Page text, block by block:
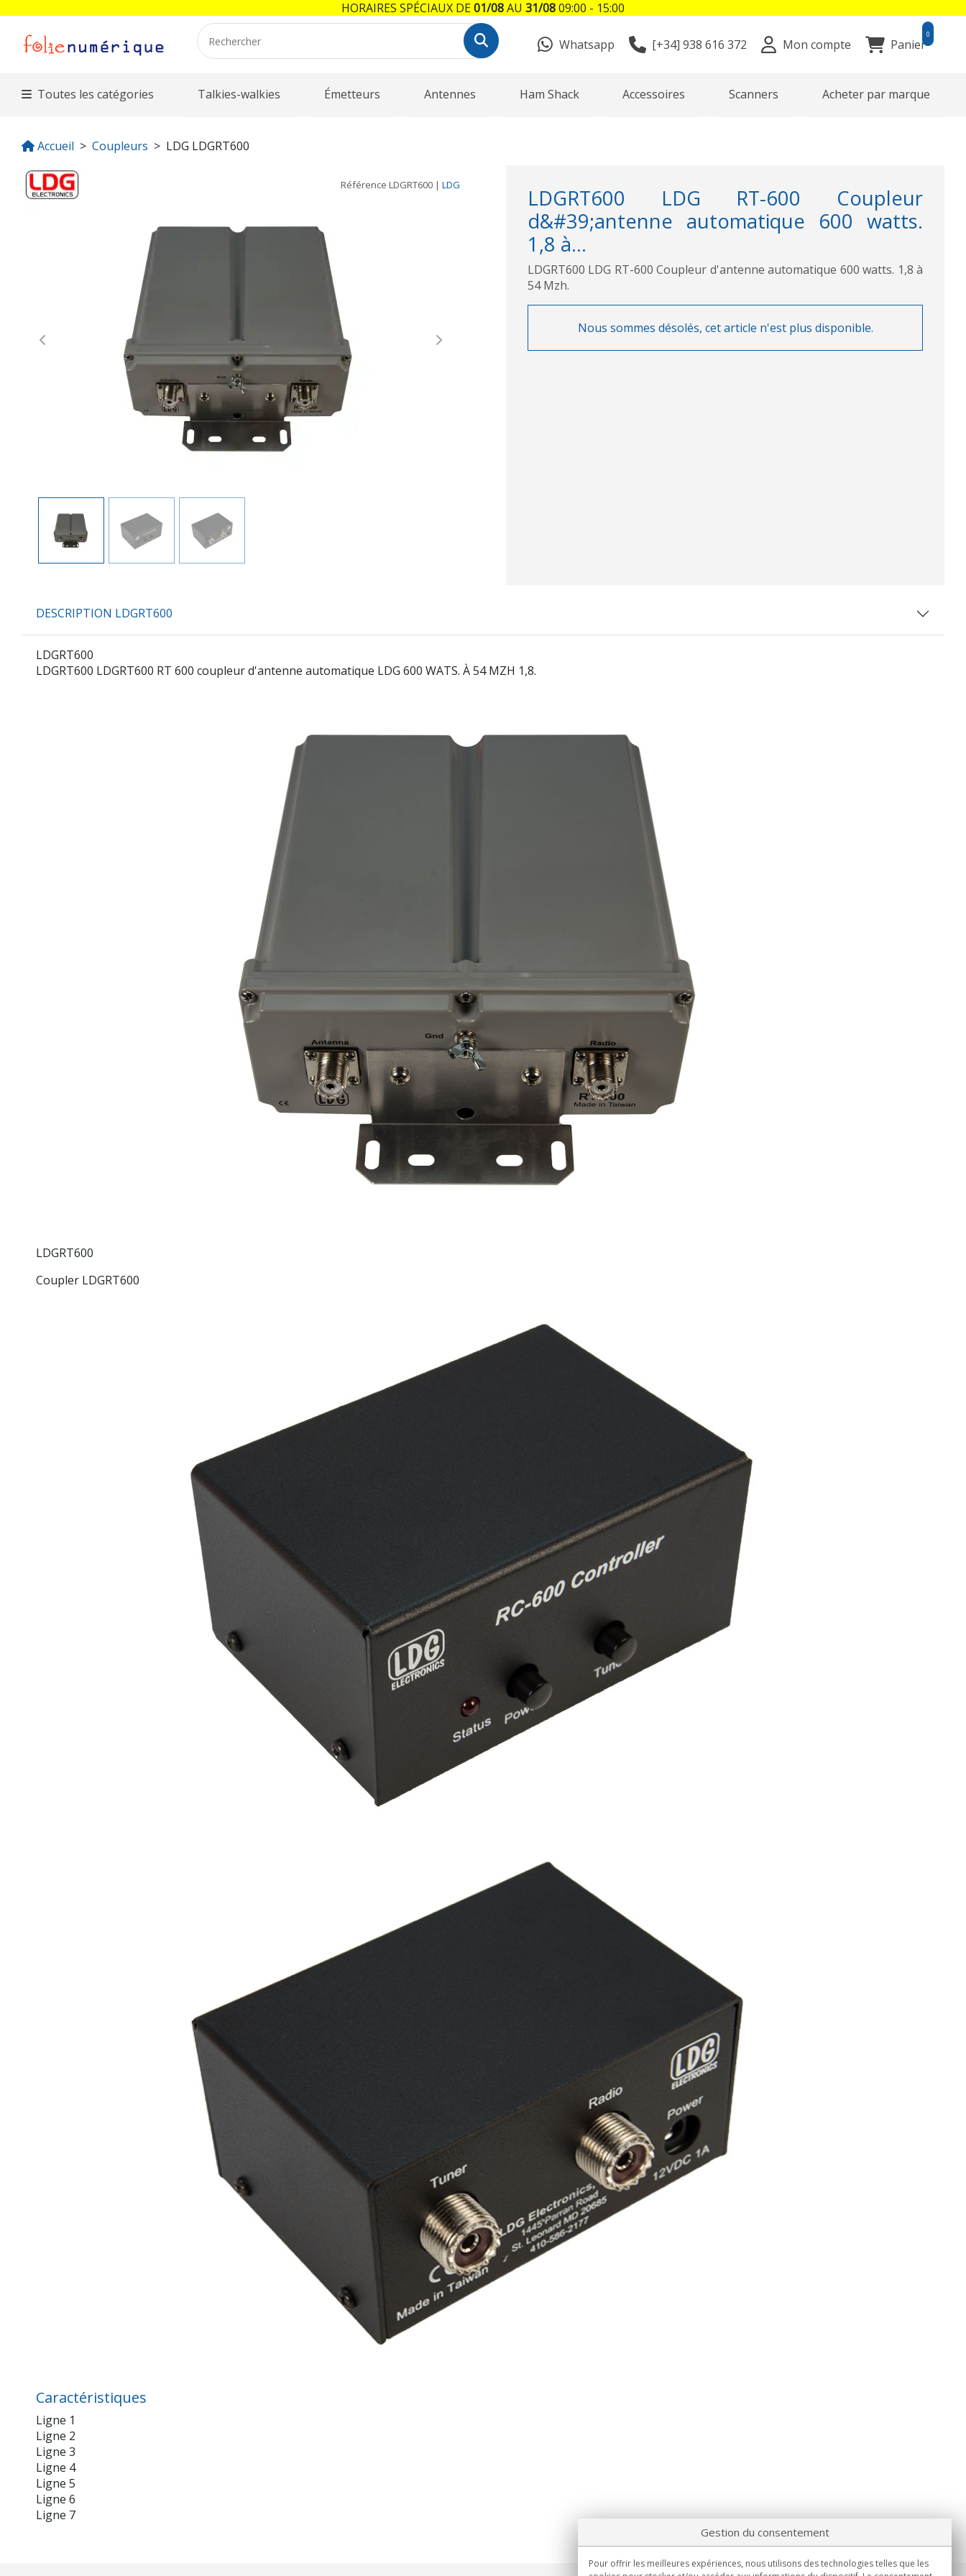
Whatsapp [+34] 938 616 372 Mon compte Panier
0
Toutes les catégories Talkies-walkies Émetteurs Antennes Ham Shack Accessoires Scanners Acheter par marque
Accueil Coupleurs LDG LDGRT600
Référence LDGRT600 | LDG
Previous Next
LDGRT600 LDG RT-600 Coupleur
d&#39;antenne automatique 600 watts.
1,8 à...
LDGRT600 LDG RT-600 Coupleur d'antenne automatique 600 watts. 1,8 à
54 Mzh.
Nous sommes désolés, cet article n'est plus disponible.
DESCRIPTION LDGRT600
LDGRT600
LDGRT600 LDGRT600 RT 600 coupleur d'antenne automatique LDG 600 WATS. À 54 MZH 1,8.
LDGRT600
Coupler LDGRT600
Caractéristiques
Ligne 1
Ligne 2
Ligne 3
Ligne 4
Ligne 5
Ligne 6
Ligne 7
Gestion du consentement
Pour offrir les meilleures expériences, nous utilisons des technologies telles que les
HORAIRES SPÉCIAUX DE01/08AU 31/0809:00 - 15:00